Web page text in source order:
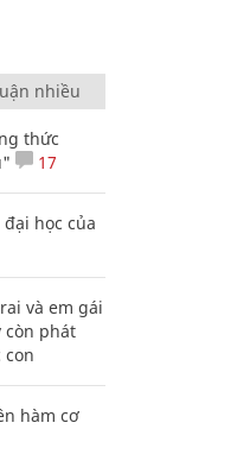
nhiều
thức
17
học của
và em gái
phát
con
hàm cơ